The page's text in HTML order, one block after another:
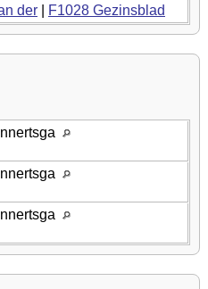
der F1028 Gezinsblad